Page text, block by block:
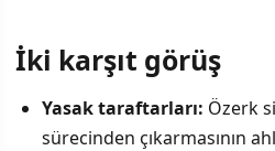
İki karşıt görüş
Yasak taraftarları: Özerk
sürecinden çıkarmasının